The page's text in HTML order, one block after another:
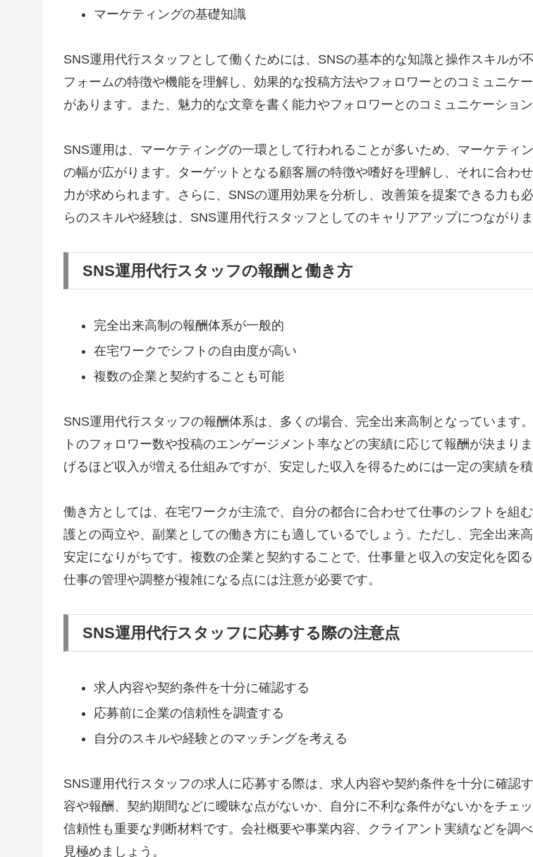
マーケティングの基礎知識
SNS運用代行スタッフとして働くためには、SNSの基本的な知識と操作スキルが
フォームの特徴や機能を理解し、効果的な投稿方法やフォロワーとのコミュニケ
があります。また、魅力的な文章を書く能力やフォロワーとのコミュニケーショ
SNS運用は、マーケティングの一環として行われることが多いため、マーケティ
の幅が広がります。ターゲットとなる顧客層の特徴や嗜好を理解し、それに合わ
力が求められます。さらに、SNSの運用効果を分析し、改善策を提案できる力も
らのスキルや経験は、SNS運用代行スタッフとしてのキャリアアップにつながりま
SNS運用代行スタッフの報酬と働き方
完全出来高制の報酬体系が一般的
在宅ワークでシフトの自由度が高い
複数の企業と契約することも可能
SNS運用代行スタッフの報酬体系は、多くの場合、完全出来高制となっています
トのフォロワー数や投稿のエンゲージメント率などの実績に応じて報酬が決まり
げるほど収入が増える仕組みですが、安定した収入を得るためには一定の実績を
働き方としては、在宅ワークが主流で、自分の都合に合わせて仕事のシフトを組
護との両立や、副業としての働き方にも適しているでしょう。ただし、完全出来
安定になりがちです。複数の企業と契約することで、仕事量と収入の安定化を図
仕事の管理や調整が複雑になる点には注意が必要です。
SNS運用代行スタッフに応募する際の注意点
求人内容や契約条件を十分に確認する
応募前に企業の信頼性を調査する
自分のスキルや経験とのマッチングを考える
SNS運用代行スタッフの求人に応募する際は、求人内容や契約条件を十分に確認
容や報酬、契約期間などに曖昧な点がないか、自分に不利な条件がないかをチェ
信頼性も重要な判断材料です。会社概要や事業内容、クライアント実績などを調
見極めましょう。